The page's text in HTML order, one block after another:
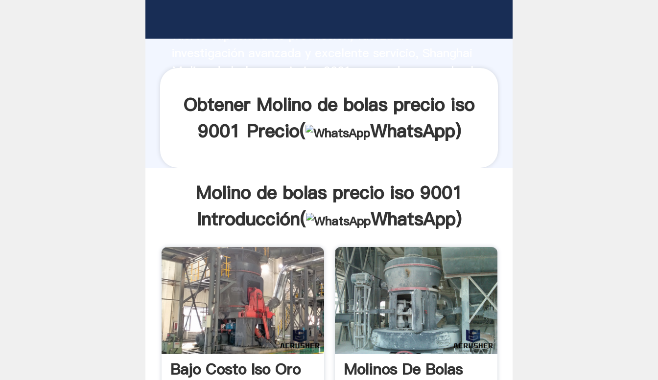
fuerte capacidad de producción, fuerza de
Molino de bolas precio iso 9001 proveedor crea el valor
Obtener Molino de bolas precio iso
9001 Precio(
WhatsApp)
Molino de bolas precio iso 9001
Introducción(
WhatsApp)
Bajo Costo Iso Oro
Molinos De Bolas